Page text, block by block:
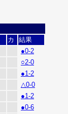
カ
結果
●0-2
○2-0
●1-2
△0-0
●1-2
●0-6